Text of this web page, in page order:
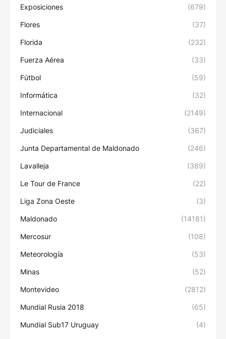
Exposiciones (679)
Flores (37)
Florida (232)
Fuerza Aérea (33)
Fútbol (59)
Informática (32)
Internacional (2149)
Judiciales (367)
Junta Departamental de Maldonado (246)
Lavalleja (389)
Le Tour de France (22)
Liga Zona Oeste (3)
Maldonado (14181)
Mercosur (108)
Meteorología (53)
Minas (52)
Montevideo (2812)
Mundial Rusia 2018 (65)
Mundial Sub17 Uruguay (4)